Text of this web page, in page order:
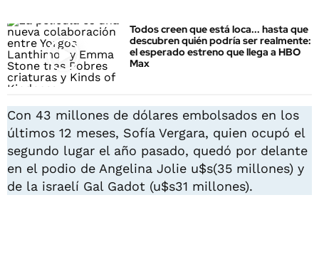
Todos creen que está loca... hasta que
descubren quién podría ser realmente:
el esperado estreno que llega a HBO
Max
Con 43 millones de dólares embolsados en los
últimos 12 meses, Sofía Vergara, quien ocupó el
segundo lugar el año pasado, quedó por delante
en el podio de Angelina Jolie u$s(35 millones) y
de la israelí Gal Gadot (u$s31 millones).